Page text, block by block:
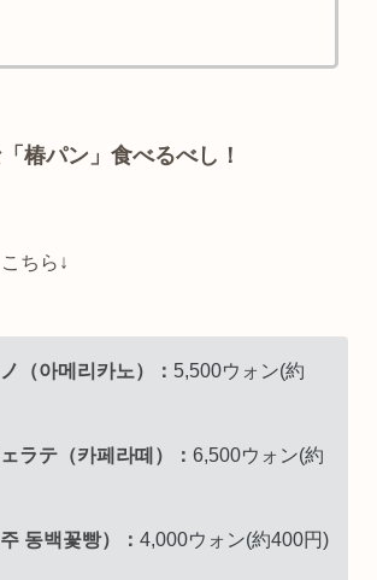
椿パン」食べるべし！
ちら↓
（아메리카노）： 5,500ウォン(約
ラテ（카페라떼）： 6,500ウォン(約
동백꽃빵）： 4,000ウォン(約400円)